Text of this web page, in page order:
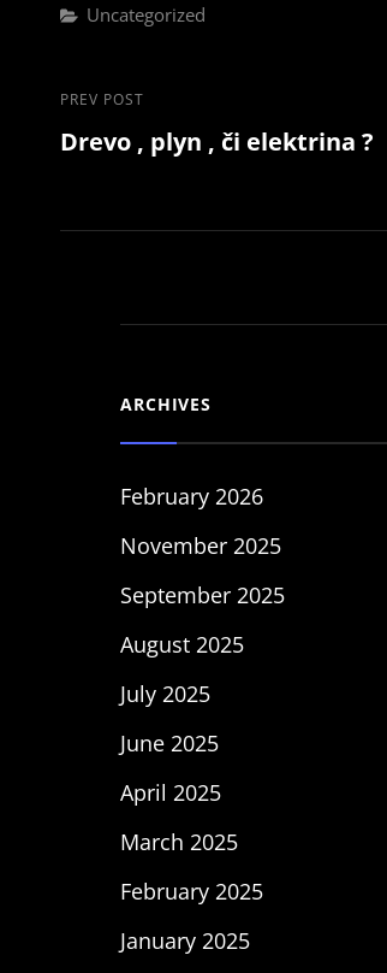
Categories
Uncategorized
Post
navigation
Previous
Post
PREV POST
Drevo , plyn , či elektrina ?
ARCHIVES
February 2026
November 2025
September 2025
August 2025
July 2025
June 2025
April 2025
March 2025
February 2025
January 2025